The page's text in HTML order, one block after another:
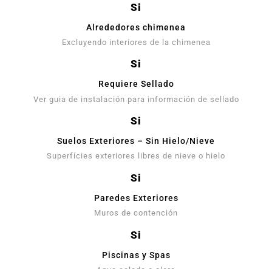
Si
Alrededores chimenea
Excluyendo interiores de la chimenea
Si
Requiere Sellado
Ver guia de instalación para información de sellado
Si
Suelos Exteriores – Sin Hielo/Nieve
Superfícies exteriores libres de nieve o hielo
Si
Paredes Exteriores
Muros de contención
Si
Piscinas y Spas